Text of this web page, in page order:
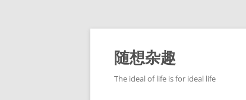
跳
正
文
随想杂趣
The ideal of life is for ideal life